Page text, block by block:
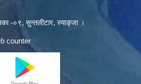
-०९, सुन्तलीटार, स्याङ्जा ।